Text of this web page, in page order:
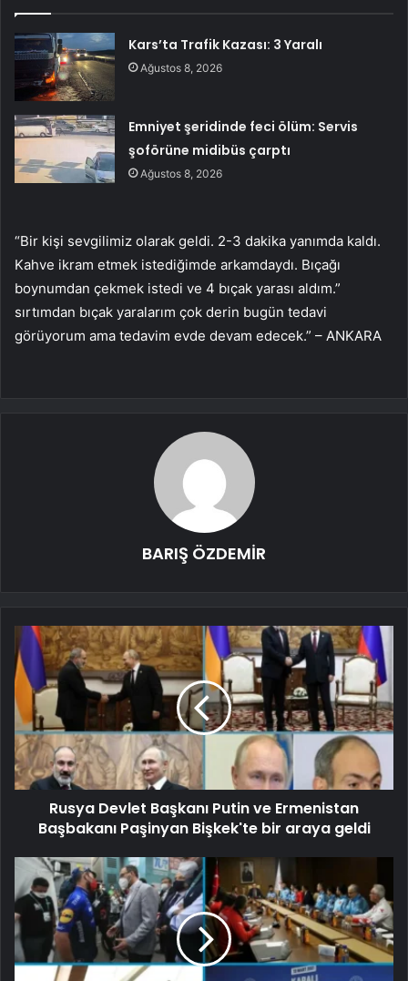
Kars’ta Trafik Kazası: 3 Yaralı
Ağustos 8, 2026
Emniyet şeridinde feci ölüm: Servis
şoförüne midibüs çarptı
Ağustos 8, 2026
“Bir kişi sevgilimiz olarak geldi. 2-3 dakika yanımda kaldı.
Kahve ikram etmek istediğimde arkamdaydı. Bıçağı
boynumdan çekmek istedi ve 4 bıçak yarası aldım.”
sırtımdan bıçak yaralarım çok derin bugün tedavi
görüyorum ama tedavim evde devam edecek.” – ANKARA
BARIŞ ÖZDEMİR
Rusya Devlet Başkanı Putin ve Ermenistan
Başbakanı Paşinyan Bişkek'te bir araya geldi